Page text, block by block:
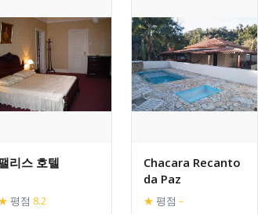
리스 호텔
평점 8.2
Chacara Recanto
da Paz
★ 평점 –